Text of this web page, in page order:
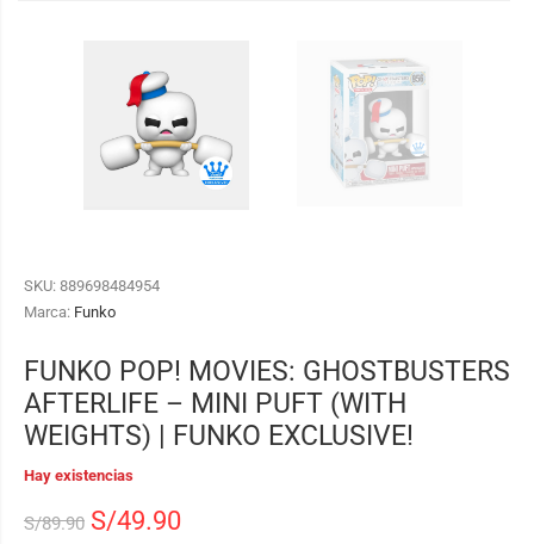
SKU: 889698484954
Marca: Funko
FUNKO POP! MOVIES: GHOSTBUSTERS
AFTERLIFE – MINI PUFT (WITH
WEIGHTS) | FUNKO EXCLUSIVE!
Hay existencias
S/89.90 S/49.90